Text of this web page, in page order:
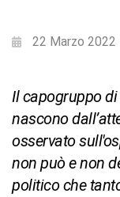
22 Marzo 2022
Il capogruppo di
nascono
osservato
non può e non
politico che